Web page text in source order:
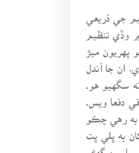
جي ذريعي
وڏي تنظيم
ميڙ
ان جا آندل
سگهيو هو.
دفعا ويس.
به رهي چڪو
به ڀلي ڀت
اسين گهڻو